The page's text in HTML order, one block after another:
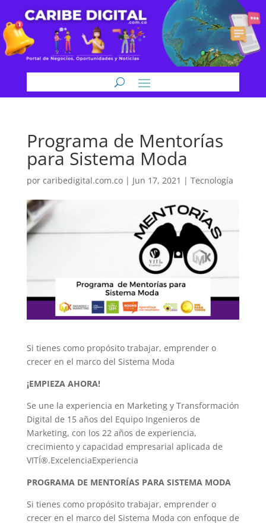
Programa de Mentorías
para Sistema Moda
por caribedigital.com.co| Jun 17, 2021 | Tecnología
Si tienes como propósito trabajar, emprender o
crecer en el marco del Sistema Moda
¡EMPIEZA AHORA!
Se une la experiencia en Marketing y Transformación
Digital de 15 años del Equipo Ingenieros de
Marketing, con los 22 años de experiencia,
crecimiento y capacidad empresarial aplicada de
VITÍ®.ExcelenciaExperiencia
PROGRAMA DE MENTORÍAS PARA SISTEMA MODA
Si tienes como propósito trabajar, emprender o
crecer en el marco del Sistema Moda con enfoque de